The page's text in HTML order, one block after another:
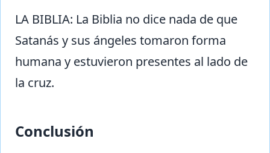
LA BIBLIA: La Biblia no dice nada de que
Satanás y sus ángeles tomaron forma
humana y estuvieron presentes al lado de
la cruz.
Conclusión